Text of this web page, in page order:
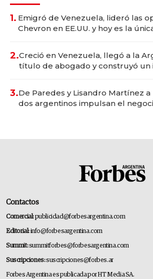
1. Emigró de Venezuela, lideró las
Chevron en EE.UU. y hoy es la
2.Creció en Venezuela, llegó a la
título de abogado y construyó un
3.De Paredes y Lisandro Martínez
dos argentinos impulsan el
Contactos
Comercial:publicidad@forbesargentina.com
Editorial:info@forbesargentina.com
Summit:summitforbes@forbesargentina.com
Suscripciones:suscripciones@forbes.ar
Forbes Argentina es publicada por HT Media SA.